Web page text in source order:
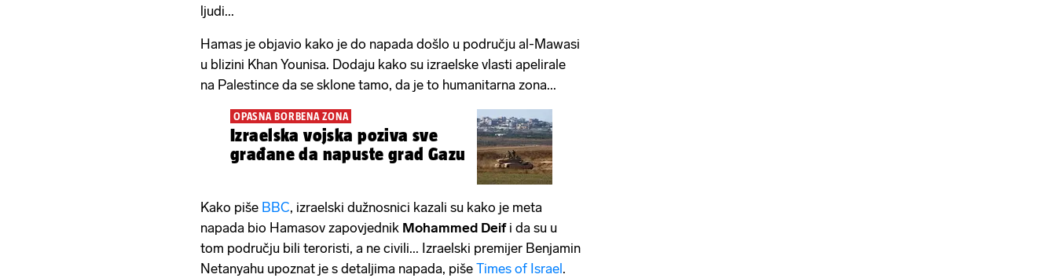
ljudi...
Hamas je objavio kako je do napada došlo u području al-Mawasi
u blizini Khan Younisa. Dodaju kako su izraelske vlasti apelirale
na Palestince da se sklone tamo, da je to humanitarna zona...
OPASNA BORBENA ZONA
Izraelska vojska poziva sve
građane da napuste grad Gazu
Kako piše BBC, izraelski dužnosnici kazali su kako je meta
napada bio Hamasov zapovjednik Mohammed Deifi da su u
tom području bili teroristi, a ne civili... Izraelski premijer Benjamin
Netanyahu upoznat je s detaljima napada, piše Times of Israel .